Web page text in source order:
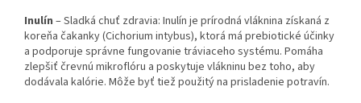
Inulín – Sladká chuť zdravia: Inulín je prírodná vláknina získaná z
koreňa čakanky (Cichorium intybus), ktorá má prebiotické účinky
a podporuje správne fungovanie tráviaceho systému. Pomáha
zlepšiť črevnú mikroflóru a poskytuje vlákninu bez toho, aby
dodávala kalórie. Môže byť tiež použitý na prisladenie potravín.